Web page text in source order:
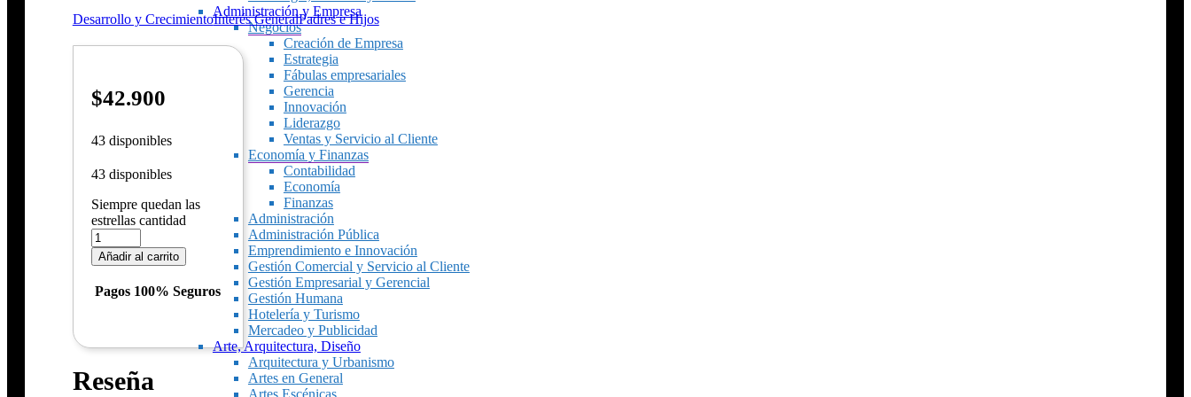
Administración y Empresa
Negocios
Creación de Empresa
Estrategia
Fábulas empresariales
Gerencia
Innovación
Liderazgo
Ventas y Servicio al Cliente
Economía y Finanzas
Contabilidad
Economía
Finanzas
Administración
Administración Pública
Emprendimiento e Innovación
Gestión Comercial y Servicio al Cliente
Gestión Empresarial y Gerencial
Gestión Humana
Hotelería y Turismo
Mercadeo y Publicidad
Arte, Arquitectura, Diseño
Arquitectura y Urbanismo
Artes en General
Artes Escénicas
Desarrollo y CrecimientoInterés GeneralPadres e Hijos
$42.900
43 disponibles
43 disponibles
Siempre quedan las
estrellas cantidad
Añadir al carrito
Pagos 100% Seguros
Reseña